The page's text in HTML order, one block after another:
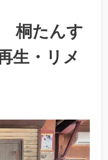
桐たんす
生・リメ